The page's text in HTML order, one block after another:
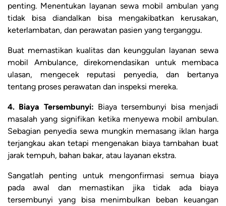
penting. Menentukan layanan sewa mobil ambulan yang
tidak bisa diandalkan bisa mengakibatkan kerusakan,
keterlambatan, dan perawatan pasien yang terganggu.
Buat memastikan kualitas dan keunggulan layanan sewa
mobil Ambulance, direkomendasikan untuk membaca
ulasan, mengecek reputasi penyedia, dan bertanya
tentang proses perawatan dan inspeksi mereka.
4. Biaya Tersembunyi: Biaya tersembunyi bisa menjadi
masalah yang signifikan ketika menyewa mobil ambulan.
Sebagian penyedia sewa mungkin memasang iklan harga
terjangkau akan tetapi mengenakan biaya tambahan buat
jarak tempuh, bahan bakar, atau layanan ekstra.
Sangatlah penting untuk mengonfirmasi semua biaya
pada awal dan memastikan jika tidak ada biaya
tersembunyi yang bisa menimbulkan beban keuangan